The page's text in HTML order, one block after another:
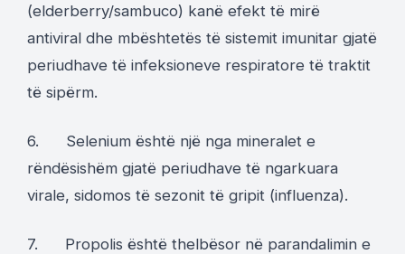
(elderberry/sambuco) kanë efekt të mirë
antiviral dhe mbështetës të sistemit imunitar gjatë
periudhave të infeksioneve respiratore të traktit
të sipërm.
6. Selenium është një nga mineralet e
rëndësishëm gjatë periudhave të ngarkuara
virale, sidomos të sezonit të gripit (influenza).
7. Propolis është thelbësor në parandalimin e